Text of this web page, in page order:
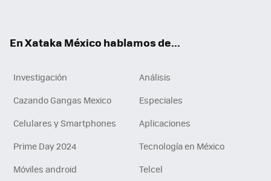
En Xataka México hablamos de...
Investigación
Análisis
Cazando Gangas Mexico
Especiales
Celulares y Smartphones
Aplicaciones
Prime Day 2024
Tecnología en México
Móviles android
Telcel